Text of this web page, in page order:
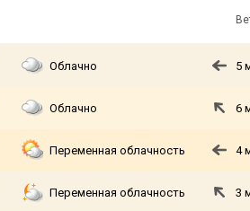
Облачно 5
Облачно 6
Переменная облачность 4
Переменная облачность 3